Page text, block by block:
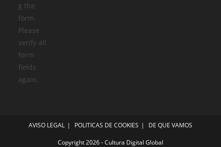
g the
form.
Please
verify all
form
fields
again.
AVISO LEGAL POLITICAS DE COOKIES DE QUE VAMOS
Copyright 2026 - Cultura Digital Global